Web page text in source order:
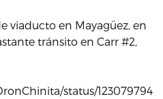
viaducto en Mayagüez, en
tránsito en Carr #2,
status/